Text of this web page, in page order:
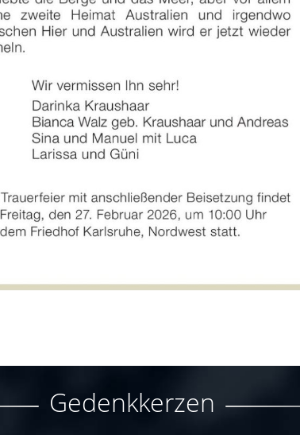
Gedenkkerzen